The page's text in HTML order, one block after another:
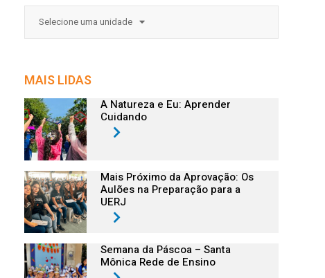
Selecione uma unidade
MAIS LIDAS
A Natureza e Eu: Aprender
Cuidando
Mais Próximo da Aprovação: Os
Aulões na Preparação para a
UERJ
Semana da Páscoa – Santa
Mônica Rede de Ensino